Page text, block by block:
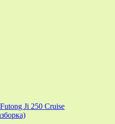
Ji 250 Cruise